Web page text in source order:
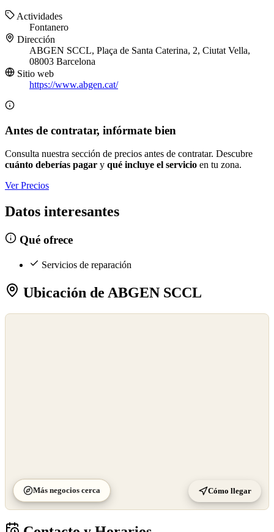
Actividades
Fontanero
Dirección
ABGEN SCCL, Plaça de Santa Caterina, 2, Ciutat Vella,
08003 Barcelona
Sitio web
https://www.abgen.cat/
Antes de contratar, infórmate bien
Consulta nuestra sección de precios antes de contratar. Descubre
cuánto deberías pagar y qué incluye el servicio en tu zona.
Ver Precios
Datos interesantes
Qué ofrece
Servicios de reparación
Ubicación de ABGEN SCCL
Más negocios cerca Cómo llegar